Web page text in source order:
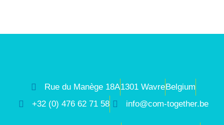
Rue du Manège 18A1301 WavreBelgium
+32 (0) 476 62 71 58
info@com-together.be